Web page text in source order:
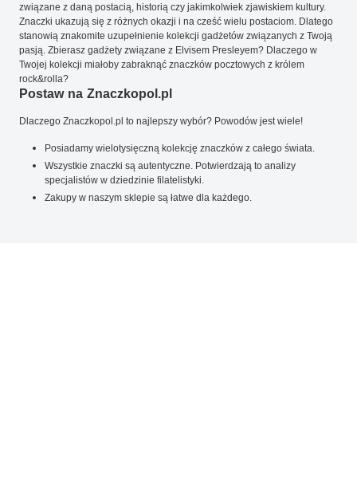
związane z daną postacią, historią czy jakimkolwiek zjawiskiem kultury.
Znaczki ukazują się z różnych okazji i na cześć wielu postaciom. Dlatego
stanowią znakomite uzupełnienie kolekcji gadżetów związanych z Twoją
pasją. Zbierasz gadżety związane z Elvisem Presleyem? Dlaczego w
Twojej kolekcji miałoby zabraknąć znaczków pocztowych z królem
rock&rolla?
Postaw na Znaczkopol.pl
Dlaczego Znaczkopol.pl to najlepszy wybór? Powodów jest wiele!
Posiadamy wielotysięczną kolekcję znaczków z całego świata.
Wszystkie znaczki są autentyczne. Potwierdzają to analizy
specjalistów w dziedzinie filatelistyki.
Zakupy w naszym sklepie są łatwe dla każdego.